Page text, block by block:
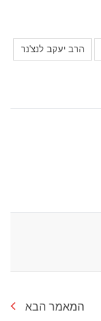
הרב יעקב לנצ'נר
המאמר הבא